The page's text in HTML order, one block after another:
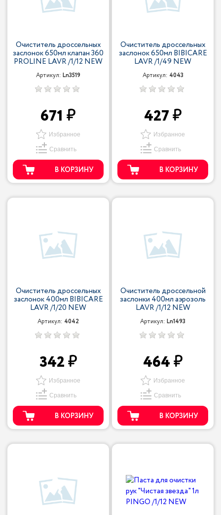
Очиститель дроссельных
заслонок 650мл клапан 360
PROLINE LAVR /1/12 NEW
Артикул: Ln3519
671
Избранное
Сравнить
В КОРЗИНУ
Очиститель дроссельных
заслонок 650мл BIBICARE
LAVR /1/49 NEW
Артикул: 4043
427
Избранное
Сравнить
В КОРЗИНУ
Очиститель дроссельных
заслонок 400мл BIBICARE
LAVR /1/20 NEW
Артикул: 4042
342
Избранное
Сравнить
В КОРЗИНУ
Очиститель дроссельной
заслонки 400мл аэрозоль
LAVR /1/12 NEW
Артикул: Ln1493
464
Избранное
Сравнить
В КОРЗИНУ